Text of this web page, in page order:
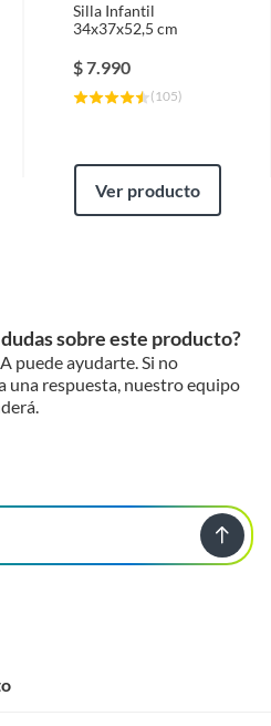
Silla Infantil
34x37x52,5 cm
$7.990
( 105)
Ver producto
sobre este producto?
puede ayudarte. Si no
una respuesta, nuestro equipo